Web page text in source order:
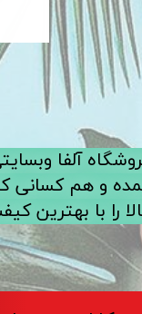
آلفا
و هم کسانی
را با بهترین